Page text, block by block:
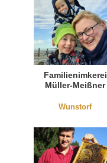
Familienimkerei
Müller-Meißner
Wunstorf